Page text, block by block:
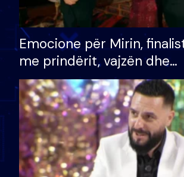
Emocione për Mirin,
me prindërit, vajzën dhe
bashkëshorten: S’kemi
divorci apo jo?